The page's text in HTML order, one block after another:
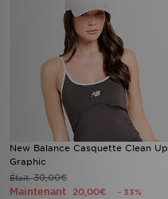
New Balance Casquette Clean Up
Graphic
Était30,00€
Maintenant 20,00€ - 33%